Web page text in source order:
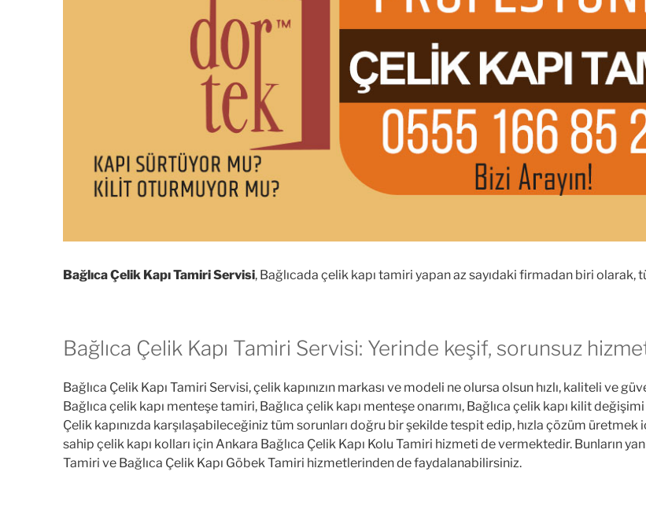
Bağlıca Çelik Kapı Tamiri Servisi, Bağlıcada çelik kapı tamiri yapan az sayıdaki firmadan biri
Bağlıca Çelik Kapı Tamiri Servisi: Yerinde keşif, sorunsuz
Bağlıca Çelik Kapı Tamiri Servisi, çelik kapınızın markası ve modeli ne olursa olsun hızlı, kaliteli ve
Bağlıca çelik kapı menteşe tamiri, Bağlıca çelik kapı menteşe onarımı, Bağlıca çelik kapı kilit
Çelik kapınızda karşılaşabileceğiniz tüm sorunları doğru bir şekilde tespit edip, hızla çözüm üretmek
sahip çelik kapı kolları için Ankara Bağlıca Çelik Kapı Kolu Tamiri hizmeti de vermektedir. Bunların
Tamiri ve Bağlıca Çelik Kapı Göbek Tamiri hizmetlerinden de faydalanabilirsiniz.